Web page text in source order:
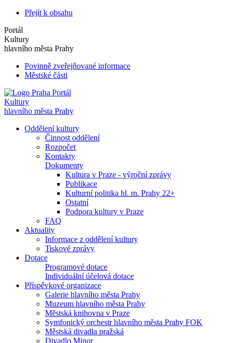
Přejít k obsahu
Portál
Kultury
hlavního města Prahy
Povinně zveřejňované informace
Městské části
Portál
Kultury
hlavního města Prahy
Oddělení kultury
Činnost oddělení
Rozpočet
Kontakty
Dokumenty
Kultura v Praze - výroční zprávy
Publikace
Kulturní politika hl. m. Prahy 22+
Ostatní
Podpora kultury v Praze
FAQ
Aktuality
Informace z oddělení kultury
Tiskové zprávy
Dotace
Programové dotace
Individuální účelová dotace
Příspěvkové organizace
Galerie hlavního města Prahy
Muzeum hlavního města Prahy
Městská knihovna v Praze
Symfonický orchestr hlavního města Prahy FOK
Městská divadla pražská
Divadlo Minor